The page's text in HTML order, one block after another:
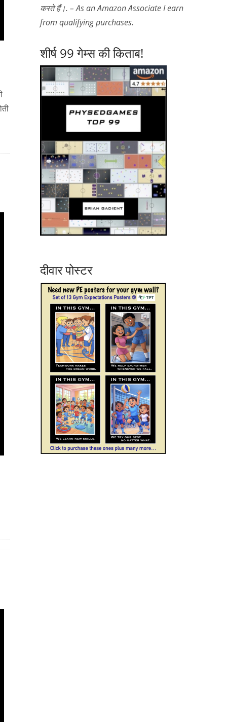
करते हैं।. – As an Amazon Associate I earn
from qualifying purchases.
शीर्ष 99 गेम्स की किताब!
दीवार पोस्टर